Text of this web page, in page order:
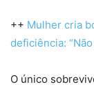
++ Mulher cria
deficiência:
O único